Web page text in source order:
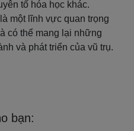
tố hóa học khác.
một lĩnh vực quan trọng
có thể mang lại những
và phát triển của vũ trụ.
bạn: